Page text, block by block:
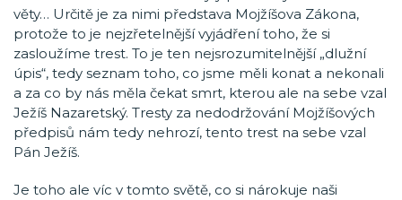
věty… Určitě je za nimi představa Mojžíšova Zákona,
protože to je nejzřetelnější vyjádření toho, že si
zasloužíme trest. To je ten nejsrozumitelnější „dlužní
úpis“, tedy seznam toho, co jsme měli konat a nekonali
a za co by nás měla čekat smrt, kterou ale na sebe vzal
Ježíš Nazaretský. Tresty za nedodržování Mojžíšových
předpisů nám tedy nehrozí, tento trest na sebe vzal
Pán Ježíš.
Je toho ale víc v tomto světě, co si nárokuje naši